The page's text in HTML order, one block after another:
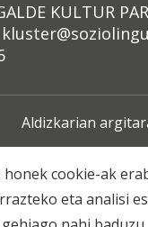
KULTUR
Aldizkarian
Lege Oharra
Harpidetza
honek cookie-ak
eta analisi